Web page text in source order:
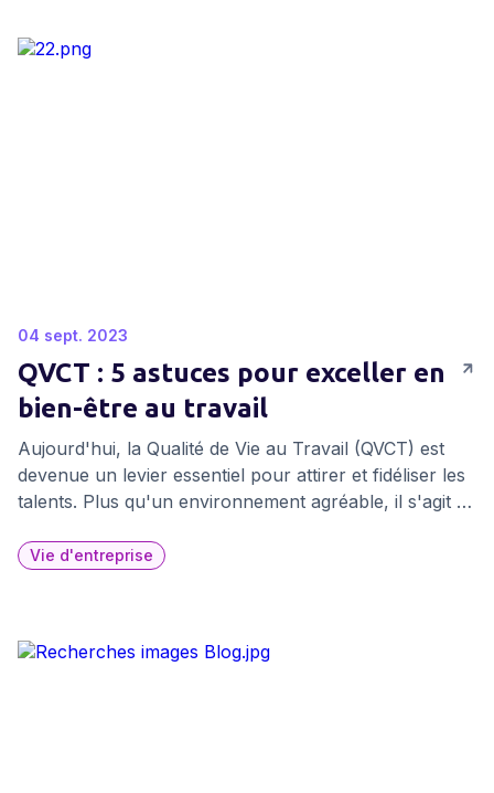
04 sept. 2023
QVCT : 5 astuces pour exceller en
bien-être au travail
Aujourd'hui, la Qualité de Vie au Travail (QVCT) est
devenue un levier essentiel pour attirer et fidéliser les
talents. Plus qu'un environnement agréable, il s'agit de
Aujourd'hui nous vous dévoilons cinq conseils pour
Vie d'entreprise